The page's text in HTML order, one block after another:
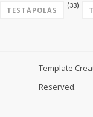
TESTÁPOLÁS
(33)
Template
Reserved.